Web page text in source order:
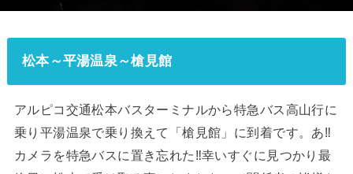
松本～平湯温泉～槍見館
アルピコ交通松本バスターミナルから特急バス高山行に
乗り平湯温泉で乗り換えて「槍見館」に到着です。あ‼
カメラを特急バスに置き忘れた‼幸いすぐに見つかり最